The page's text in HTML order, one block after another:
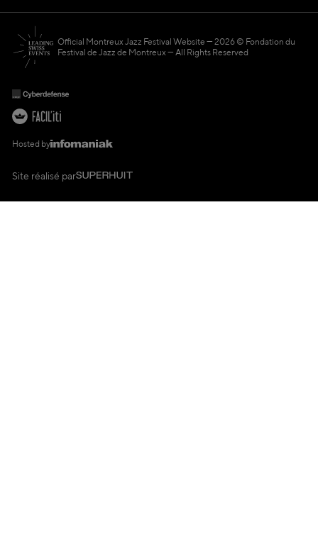
Official Montreux Jazz Festival Website
2026 © Fondation du
Festival de Jazz de Montreux — All Rights Reserved
Hosted by
Site réalisé par